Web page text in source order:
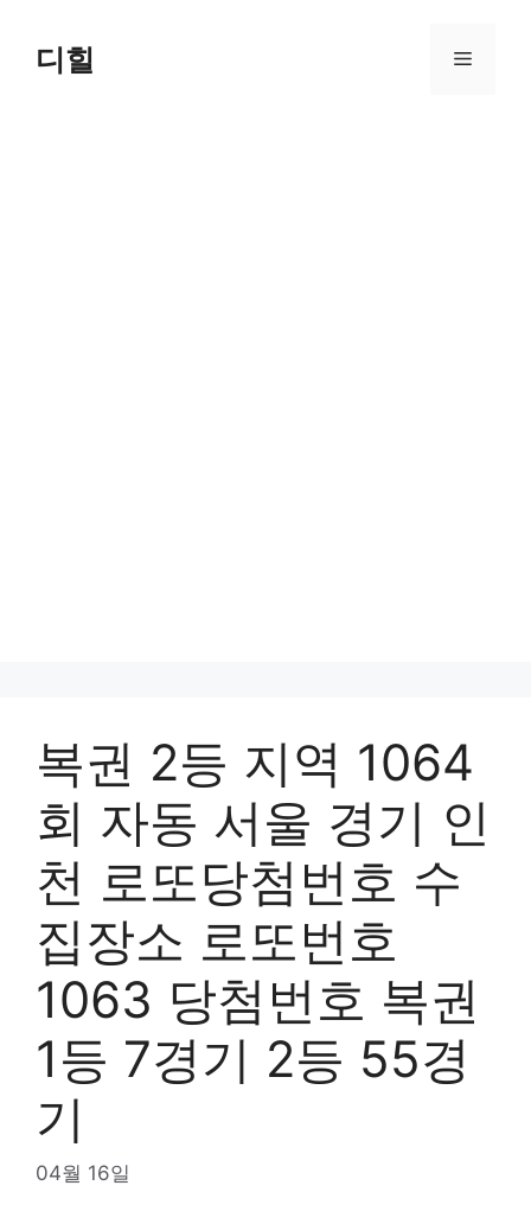
content디힐 Menu
복권 2등 지역 1064
회 자동 서울 경기 인
천 로또당첨번호 수
집장소 로또번호
1063 당첨번호 복권
1등 7경기 2등 55경
기
04월 16일